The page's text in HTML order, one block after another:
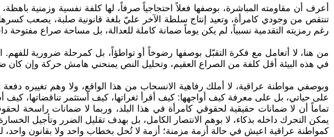
أعرف أن مقاومته المباشرة، بوصفها فعلاً احتجاجياً صرفاً، لها كلفة نفسية وزمنية
رغم رمزيته التقدمية نسبياً، لم يكن يوماً ضمانة كاملة للعدالة، بل مساحة صراع مفتوحة
من هنا، لا أتعامل مع فكرة التقبّل بوصفها رضوخاً أو تواطؤاً، بل كمرحلة ضرورية للفهم.
في هذه البيئة أقل كلفة من الصراع العقيم، وتحليل النص يمنحني هامش حركة وإن
وبوصفي مواطنة عراقية، لا أملك رفاهية الانسحاب من هذا الواقع، ولا وهم تغييره
على حياتي، بل على معرفة كيف أواجهها: كيف أقرأ ثغراتها، كيف أستثمر تناقضاتها،
تماماً أن لا ضمانات حقيقية لحقوقي كامرأة في هذا البلد، وربما لا ضمانات راسخة
يمكن التحرك داخله بذكاء، لا بوهم الانتصار الكامل، بل بهدف تقليل الضرر وتأجيل
كمواطنة عراقية اعيش في حالة أزمة مزمنة؛ أزمة لا تُحل بخطاب واحد ولا بقانون واحد،